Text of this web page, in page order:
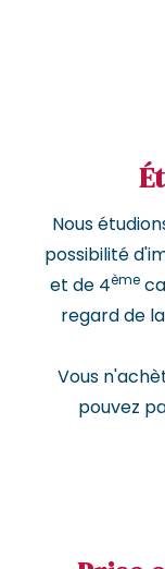
Nous
possibilité
et de 4ème
regard de
Vous
pouvez